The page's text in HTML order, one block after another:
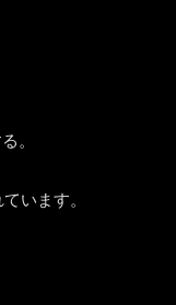
。
います。